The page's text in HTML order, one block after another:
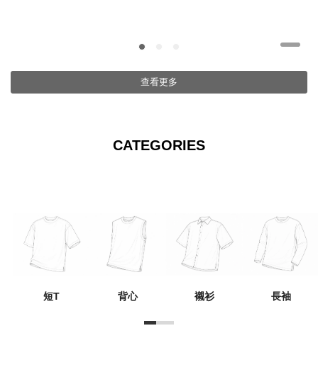
查看更多
CATEGORIES
短T 背心 襯衫 長袖